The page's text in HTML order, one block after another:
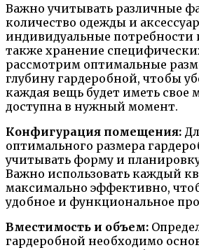
Важно учитывать различные
количество одежды и
индивидуальные потребности
также хранение
рассмотрим оптимальные
глубину гардеробной, чтобы
каждая вещь будет иметь свое
доступна в нужный момент.
Конфигурация помещения:
оптимального размера
учитывать форму и
Важно использовать каждый
максимально эффективно,
удобное и функциональное
Вместимость и объем:
гардеробной необходимо